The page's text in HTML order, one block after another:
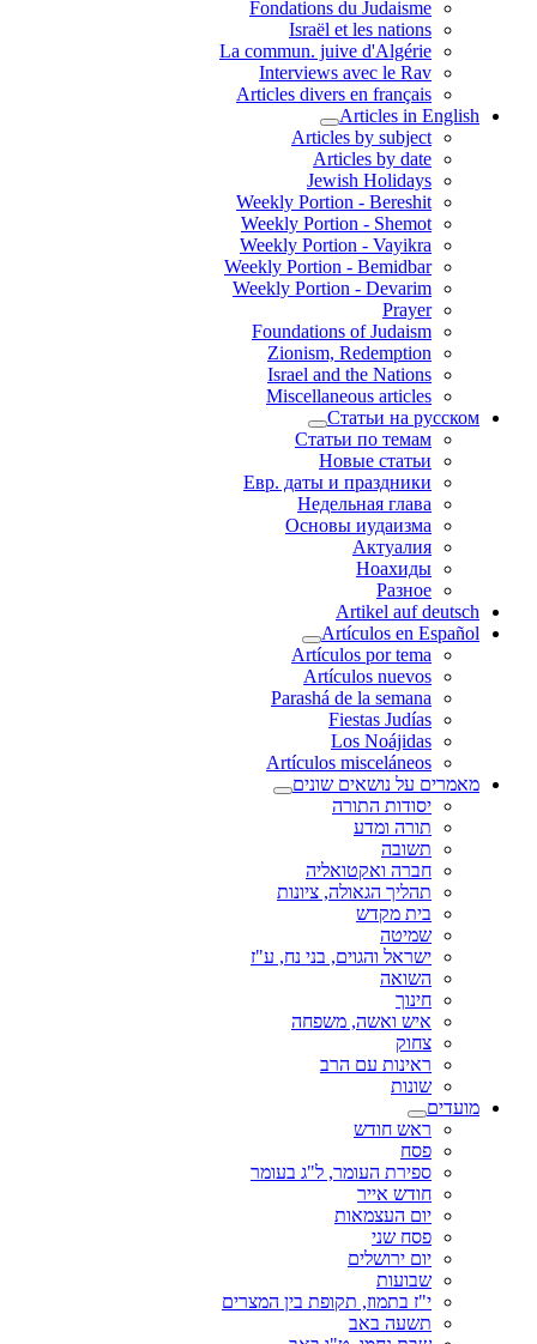
Fondations du Judaisme
Israël et les nations
La commun. juive d'Algérie
Interviews avec le Rav
Articles divers en français
Articles in English
Articles by subject
Articles by date
Jewish Holidays
Weekly Portion - Bereshit
Weekly Portion - Shemot
Weekly Portion - Vayikra
Weekly Portion - Bemidbar
Weekly Portion - Devarim
Prayer
Foundations of Judaism
Zionism, Redemption
Israel and the Nations
Miscellaneous articles
Статьи на русском
Статьи по темам
Новые статьи
Евр. даты и праздники
Недельная глава
Основы иудаизма
Актуалия
Ноахиды
Разное
Artikel auf deutsch
Artículos en Español
Artículos por tema
Artículos nuevos
Parashá de la semana
Fiestas Judías
Los Noájidas
Artículos misceláneos
מאמרים על נושאים שונים
יסודות התורה
תורה ומדע
תשובה
חברה ואקטואליה
תהליך הגאולה, ציונות
בית מקדש
שמיטה
ישראל והגוים, בני נח, ע"ז
השואה
חינוך
איש ואשה, משפחה
צחוק
ראינות עם הרב
שונות
מועדים
ראש חודש
פסח
ספירת העומר, ל"ג בעומר
חודש אייר
יום העצמאות
פסח שני
יום ירושלים
שבועות
י"ז בתמוז, תקופת בין המצרים
תשעה באב